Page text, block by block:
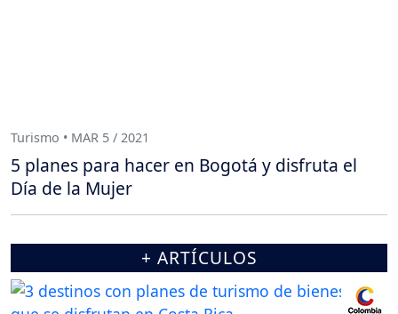
Turismo • MAR 5 / 2021
5 planes para hacer en Bogotá y disfruta el
Día de la Mujer
+ ARTÍCULOS